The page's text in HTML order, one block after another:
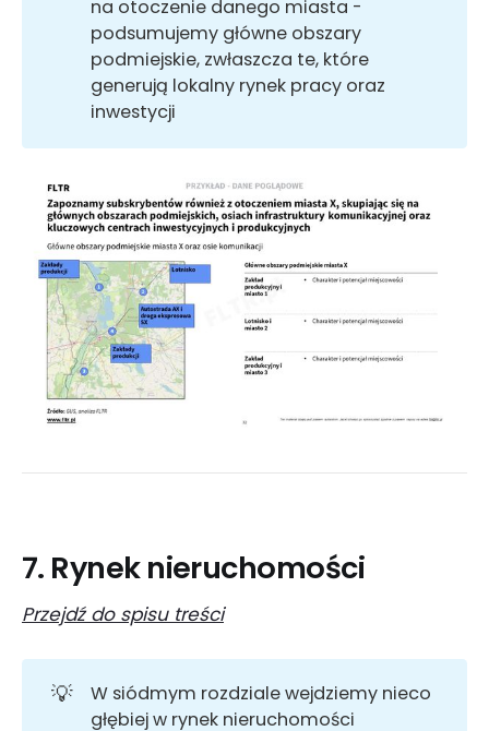
na otoczenie danego miasta -
podsumujemy główne obszary
podmiejskie, zwłaszcza te, które
generują lokalny rynek pracy oraz
inwestycji
7. Rynek nieruchomości
Przejdź do spisu treści
💡
W siódmym rozdziale wejdziemy nieco
głębiej w rynek nieruchomości